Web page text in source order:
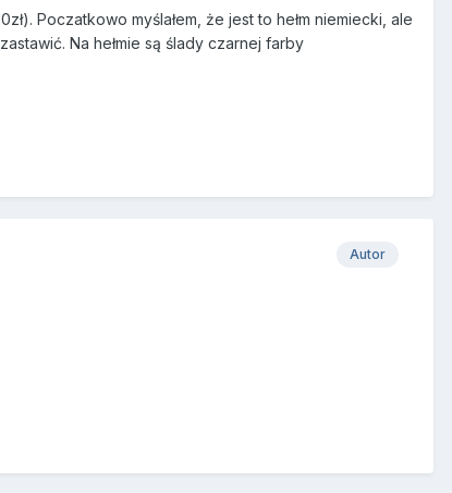
Poczatkowo myślałem, że jest to hełm niemiecki, ale
Na hełmie są ślady czarnej farby
Autor